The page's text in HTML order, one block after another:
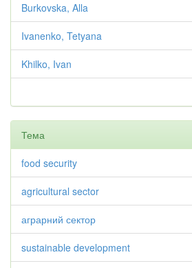
Burkovska, Alla
Ivanenko, Tetyana
Khilko, Ivan
Тема
food security
agricultural sector
аграрний сектор
sustainable development